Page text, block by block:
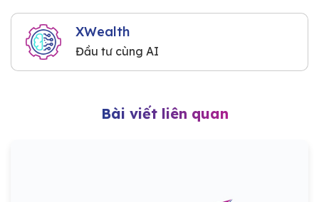
XWealth
Đầu tư cùng AI
Bài viết liên quan